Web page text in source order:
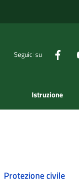
Seguici su
Istruzione
Protezione civile